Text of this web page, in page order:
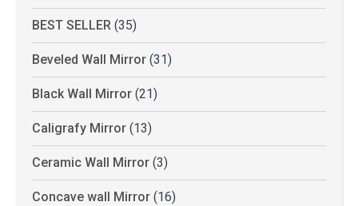
BEST SELLER (35)
Beveled Wall Mirror (31)
Black Wall Mirror (21)
Caligrafy Mirror (13)
Ceramic Wall Mirror (3)
Concave wall Mirror (16)